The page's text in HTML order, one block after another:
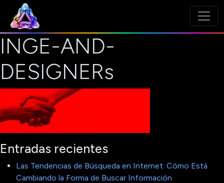
INGE-AND-
DESIGNERs
Entradas recientes
Las Tendencias de Búsqueda en Internet: Cómo Está
Cambiando la Forma de Buscar Información